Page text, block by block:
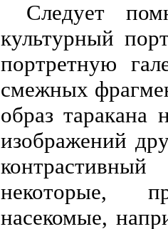
Следует
культурный
портретную
смежных
образ таракана
изображений
некоторые,
насекомые,